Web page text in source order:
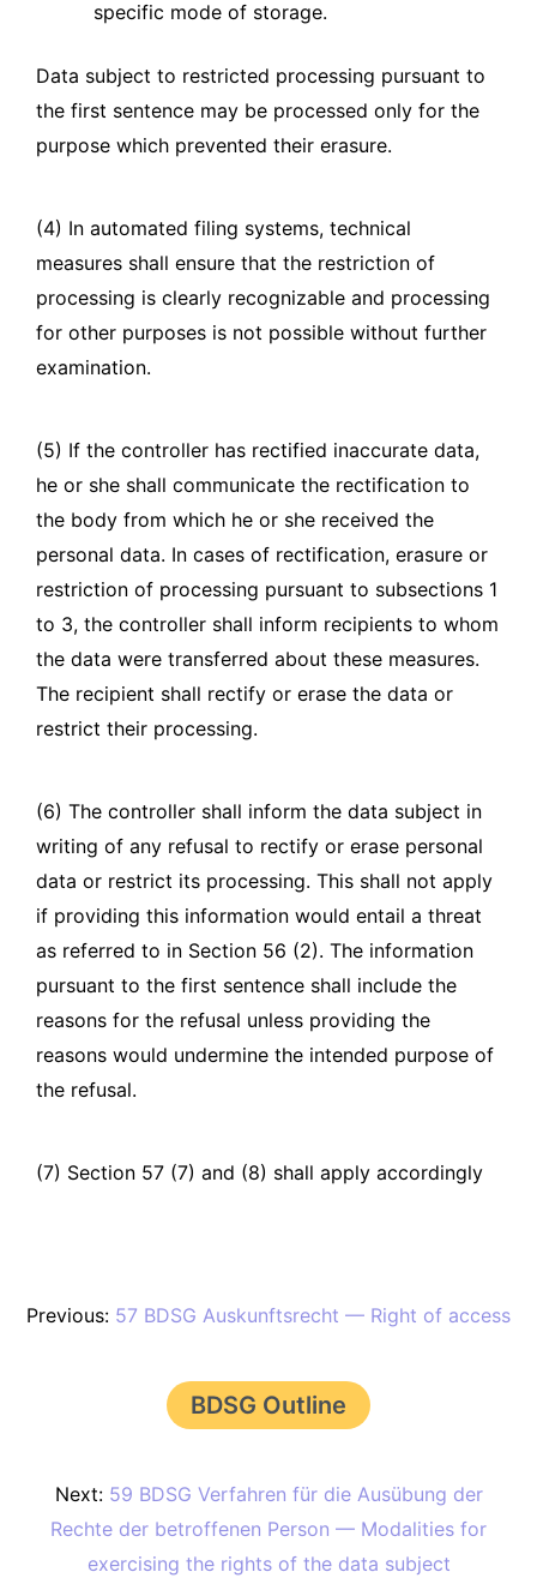
specific mode of storage.
Data subject to restricted processing pursuant to
the first sentence may be processed only for the
purpose which prevented their erasure.
(4) In automated filing systems, technical
measures shall ensure that the restriction of
processing is clearly recognizable and processing
for other purposes is not possible without further
examination.
(5) If the controller has rectified inaccurate data,
he or she shall communicate the rectification to
the body from which he or she received the
personal data. In cases of rectification, erasure or
restriction of processing pursuant to subsections 1
to 3, the controller shall inform recipients to whom
the data were transferred about these measures.
The recipient shall rectify or erase the data or
restrict their processing.
(6) The controller shall inform the data subject in
writing of any refusal to rectify or erase personal
data or restrict its processing. This shall not apply
if providing this information would entail a threat
as referred to in Section 56 (2). The information
pursuant to the first sentence shall include the
reasons for the refusal unless providing the
reasons would undermine the intended purpose of
the refusal.
(7) Section 57 (7) and (8) shall apply accordingly
Previous: 57 BDSG Auskunftsrecht — Right of access
BDSG Outline
Next: 59 BDSG Verfahren für die Ausübung der
Rechte der betroffenen Person — Modalities for
exercising the rights of the data subject